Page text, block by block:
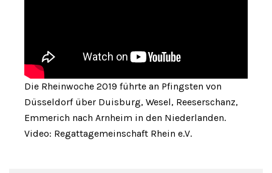
Die Rheinwoche 2019 führte an Pfingsten von
Düsseldorf über Duisburg, Wesel, Reeserschanz,
Emmerich nach Arnheim in den Niederlanden.
Video: Regattagemeinschaft Rhein e.V.